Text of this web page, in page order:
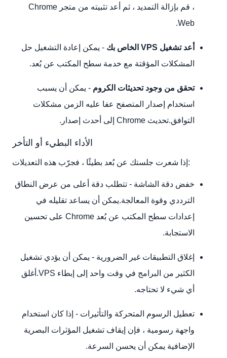
، قم بإزالة التمديد ، ثم أعد تثبيته من متجر Chrome
Web.
أعد تشغيل VPS الخاص بك
- يمكن إعادة التشغيل حل
المشكلات المؤقتة مع خدمة سطح المكتب عن بُعد.
تحقق من وجود تحديثات الكروم - يمكن أن يسبب
استخدام إصدار المتصفح عفا عليه الزمن مشكلات
التوافق.تحديث Chrome إلى أحدث إصدار.
الأداء البطيء أو التأخر
إذا شعرت جلستك عن بُعد بطيئًا ، فجرّب هذه التعديلات:
خفض دقة الشاشة - تتطلب دقة أعلى من عرض النطاق
الترددي وقوة المعالجة.يمكن أن يساعد تقليله في
إعدادات سطح المكتب عن بُعد Chrome على تحسين
الاستجابة.
إغلاق التطبيقات غير الضرورية - يمكن أن يؤدي تشغيل
الكثير من البرامج في وقت واحد إلى إبطاء VPS.أغلق
أي شيء لا تحتاجه.
تعطيل الرسوم المتحركة والتأثيرات - إذا كان استخدام
واجهة رسومية ، فإن إيقاف تشغيل المؤثرات البصرية
الإضافية يمكن أن يحسن السرعة.